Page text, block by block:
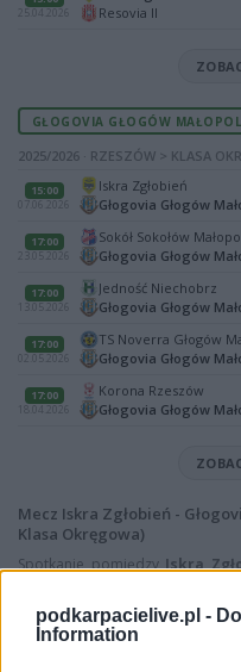
podkarpacielive.pl -
Information
25.04.2026
Resovia II
GŁOGOVIA GŁOGÓW
2025/2026 · RZESZÓW > KLASA
15:00
07.06.2026
Iskra Zgłobień
Głogovia Głogów
17:00
23.05.2026
Sokół Sokołów
Głogovia Głogów
17:00
13.05.2026
Jedność Niechobrz
Głogovia Głogów
17:00
02.05.2026
TS Noverra Głogów
Głogovia Głogów
17:00
18.04.2026
Korona Rzeszów
Głogovia Głogów
Mecz Iskra Zgłobień -
Klasa Okręgowa)
Spotkanie pomiędzyIskra
Rzeszów > Klasa Okręgowa).
Na stroniePodkarpacieLive.pl